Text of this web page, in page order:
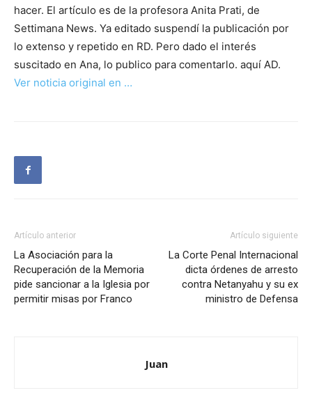
hacer. El artículo es de la profesora Anita Prati, de
Settimana News. Ya editado suspendí la publicación por
lo extenso y repetido en RD. Pero dado el interés
suscitado en Ana, lo publico para comentarlo. aquí AD.
Ver noticia original en …
Artículo anterior
La Asociación para la
Recuperación de la Memoria
pide sancionar a la Iglesia por
permitir misas por Franco
Artículo siguiente
La Corte Penal Internacional
dicta órdenes de arresto
contra Netanyahu y su ex
ministro de Defensa
Juan